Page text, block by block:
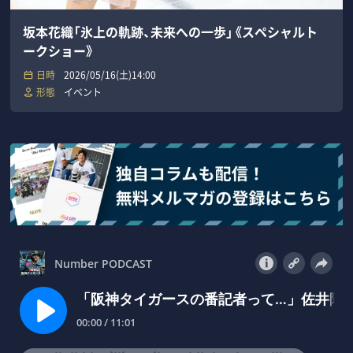
坂本花織「氷上の軌跡、未来への一歩」《スペシャルト
ークショー》
日時
2026/05/16(土)14:00
形態
イベント